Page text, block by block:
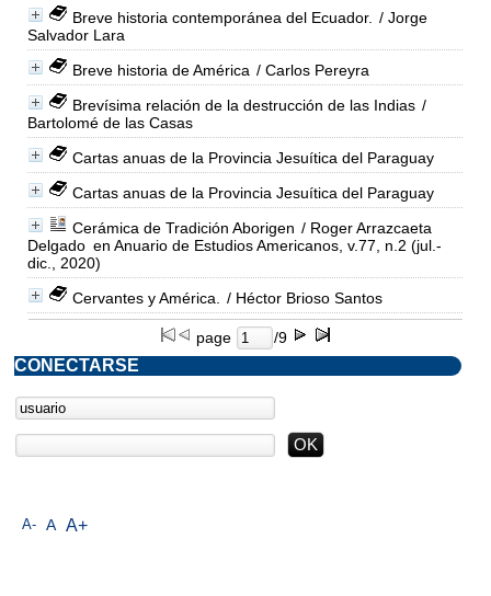
Breve historia contemporánea del Ecuador. / Jorge
Salvador Lara
Breve historia de América / Carlos Pereyra
Brevísima relación de la destrucción de las Indias /
Bartolomé de las Casas
Cartas anuas de la Provincia Jesuítica del Paraguay
Cartas anuas de la Provincia Jesuítica del Paraguay
Cerámica de Tradición Aborigen / Roger Arrazcaeta
Delgado en Anuario de Estudios Americanos, v.77, n.2 (jul.-
dic., 2020)
Cervantes y América.
/ Héctor Brioso Santos
page /9
A- A A+
CONECTARSE